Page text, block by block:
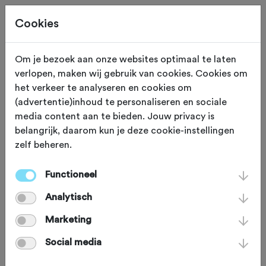
65,8 KM Herkenbosch (Limburg)
Dwars door de
Meinweg 65 km
De Meinweg en omgeving is met zijn
terrassenlandschap, uitgestrekte
heides, eindeloze gravelpaden en
klimmetjes tot tachtig meter hoogte
Cookies
Om je bezoek aan onze websites optimaal te laten
verlopen, maken wij gebruik van cookies. Cookies om
het verkeer te analyseren en cookies om
(advertentie)inhoud te personaliseren en sociale
media content aan te bieden. Jouw privacy is
belangrijk, daarom kun je deze cookie-instellingen
zelf beheren.
Functioneel
Analytisch
Marketing
Social media